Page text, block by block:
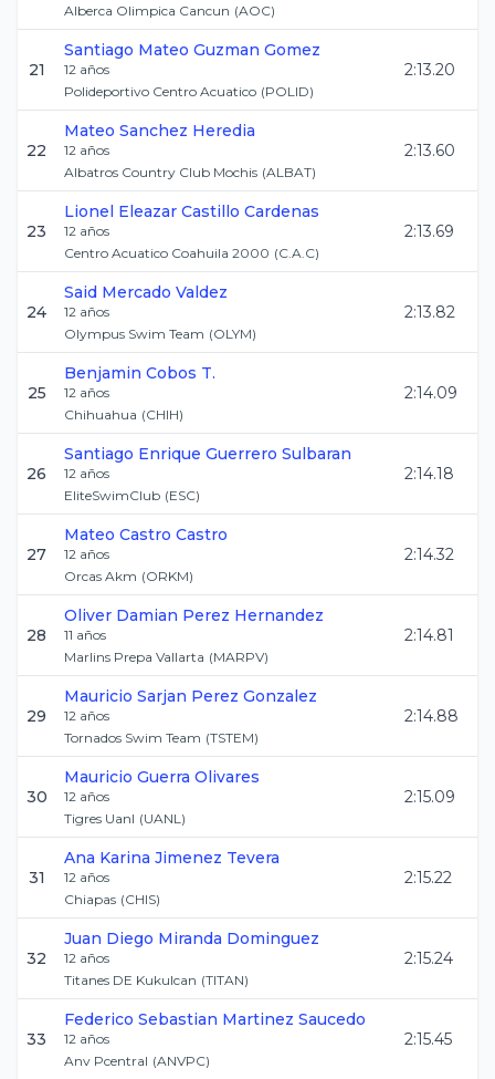
Alberca Olimpica Cancun (AOC)
21
Santiago Mateo Guzman Gomez
12 años
Polideportivo Centro Acuatico (POLID)
2:13.20
22
Mateo Sanchez Heredia
12 años
Albatros Country Club Mochis (ALBAT)
2:13.60
23
Lionel Eleazar Castillo Cardenas
12 años
Centro Acuatico Coahuila 2000 (C.A.C)
2:13.69
24
Said Mercado Valdez
12 años
Olympus Swim Team (OLYM)
2:13.82
25
Benjamin Cobos T.
12 años
Chihuahua (CHIH)
2:14.09
26
Santiago Enrique Guerrero Sulbaran
12 años
EliteSwimClub (ESC)
2:14.18
27
Mateo Castro Castro
12 años
Orcas Akm (ORKM)
2:14.32
28
Oliver Damian Perez Hernandez
11 años
Marlins Prepa Vallarta (MARPV)
2:14.81
29
Mauricio Sarjan Perez Gonzalez
12 años
Tornados Swim Team (TSTEM)
2:14.88
30
Mauricio Guerra Olivares
12 años
Tigres Uanl (UANL)
2:15.09
31
Ana Karina Jimenez Tevera
12 años
Chiapas (CHIS)
2:15.22
32
Juan Diego Miranda Dominguez
12 años
Titanes DE Kukulcan (TITAN)
2:15.24
33
Federico Sebastian Martinez Saucedo
12 años
Anv Pcentral (ANVPC)
2:15.45